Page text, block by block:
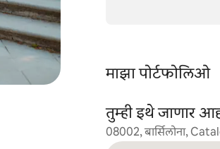
माझा पोर्टफोलिओ
तुम्ही इथे जाणार
08002, बार्सिलोना,